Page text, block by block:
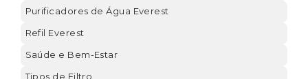
Purificadores de Água Everest
Refil Everest
Saúde e Bem-Estar
Tipos de Filtro